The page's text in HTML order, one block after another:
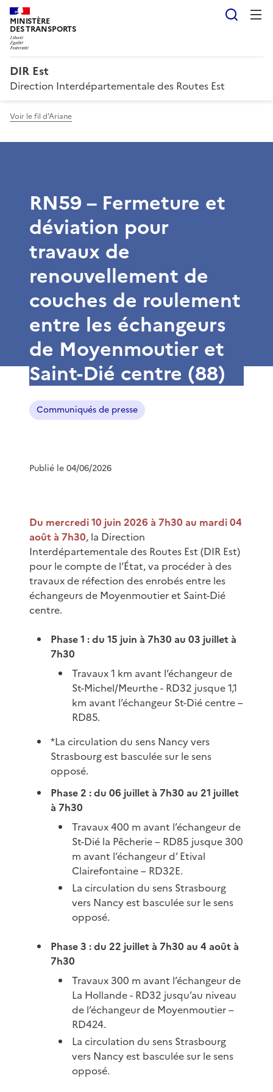
MINISTÈRE
DES TRANSPORTS
DIR Est
Direction Interdépartementale des Routes Est
Voir le fil d'Ariane
RN59 – Fermeture et
déviation pour
travaux de
renouvellement de
couches de roulement
entre les échangeurs
de Moyenmoutier et
Saint-Dié centre (88)
Communiqués de presse
Publié le 04/06/2026
Du mercredi 10 juin 2026 à 7h30 au mardi 04
août à 7h30, la Direction
Interdépartementale des Routes Est (DIR Est)
pour le compte de l’État, va procéder à des
travaux de réfection des enrobés entre les
échangeurs de Moyenmoutier et Saint-Dié
centre.
Phase 1 : du 15 juin à 7h30 au 03 juillet à
7h30
Travaux 1 km avant l’échangeur de
St-Michel/Meurthe - RD32 jusque 1,1
km avant l’échangeur St-Dié centre –
RD85.
*La circulation du sens Nancy vers
Strasbourg est basculée sur le sens
opposé.
Phase 2 : du 06 juillet à 7h30 au 21 juillet
à 7h30
Travaux 400 m avant l’échangeur de
St-Dié la Pêcherie – RD85 jusque 300
m avant l’échangeur d’ Etival
Clairefontaine – RD32E.
La circulation du sens Strasbourg
vers Nancy est basculée sur le sens
opposé.
Phase 3 : du 22 juillet à 7h30 au 4 août à
7h30
Travaux 300 m avant l’échangeur de
La Hollande - RD32 jusqu’au niveau
de l’échangeur de Moyenmoutier –
RD424.
La circulation du sens Strasbourg
vers Nancy est basculée sur le sens
opposé.